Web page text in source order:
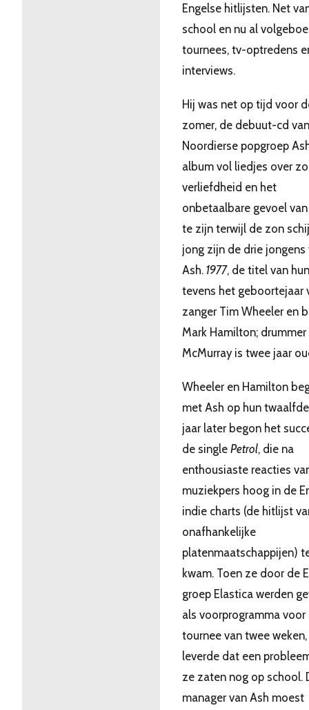
Engelse hitlijsten. Net
school en nu al
tournees, tv-optredens
interviews.
Hij was net op tijd voor
zomer, de debuut-cd
Noordierse popgroep
album vol liedjes over
verliefdheid en het
onbetaalbare gevoel
te zijn terwijl de zon
jong zijn de drie jongens
Ash. 1977, de titel van
tevens het geboortejaar
zanger Tim Wheeler en
Mark Hamilton; drummer
McMurray is twee jaar
Wheeler en Hamilton
met Ash op hun
jaar later begon het
de single Petrol, die na
enthousiaste reacties
muziekpers hoog in de
indie charts (de hitlijst
onafhankelijke
platenmaatschappijen)
kwam. Toen ze door de
groep Elastica werden
als voorprogramma voor
tournee van twee weken,
leverde dat een
ze zaten nog op school.
manager van Ash moest